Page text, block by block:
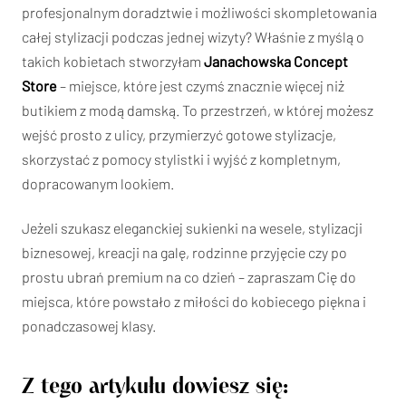
profesjonalnym doradztwie i możliwości skompletowania
całej stylizacji podczas jednej wizyty? Właśnie z myślą o
takich kobietach stworzyłam Janachowska Concept
Store– miejsce, które jest czymś znacznie więcej niż
butikiem z modą damską. To przestrzeń, w której możesz
wejść prosto z ulicy, przymierzyć gotowe stylizacje,
skorzystać z pomocy stylistki i wyjść z kompletnym,
dopracowanym lookiem.
Jeżeli szukasz eleganckiej sukienki na wesele, stylizacji
biznesowej, kreacji na galę, rodzinne przyjęcie czy po
prostu ubrań premium na co dzień – zapraszam Cię do
miejsca, które powstało z miłości do kobiecego piękna i
ponadczasowej klasy.
Z tego artykułu dowiesz się: